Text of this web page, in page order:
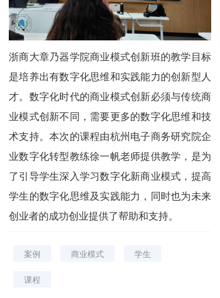
浙商大章乃器学院商业模式创新班的教学目标
是培养出有数字化思维和实践能力的创新型人
才。数字化时代的商业模式创新必须与传统商
业模式创新不同，需要更多的数字化思维和技
术支持。本次的课程由杭州电子商务研究院企
业数字化转型教练徐一帆老师提供教学，是为
了引导学生深入学习数字化新商业模式，提高
学生的数字化思维及实践能力，同时也为未来
创业者的成功创业提供了帮助和支持。
案例 商业模式 学生
课程